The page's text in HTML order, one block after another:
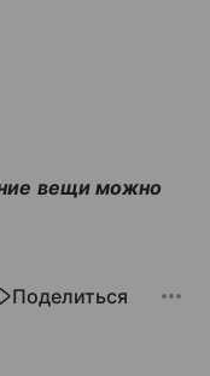
вещи можно
Поделиться